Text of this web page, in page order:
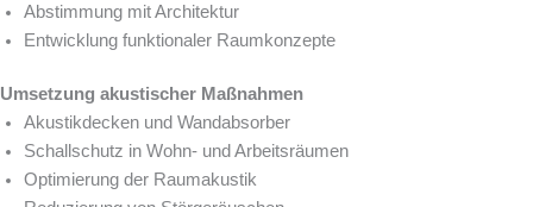
Abstimmung mit Architektur
Entwicklung funktionaler Raumkonzepte
Umsetzung akustischer Maßnahmen
Akustikdecken und Wandabsorber
Schallschutz in Wohn- und Arbeitsräumen
Optimierung der Raumakustik